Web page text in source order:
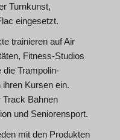
Turnkunst,
eingesetzt.
trainieren auf Air
Fitness-Studios
Trampolin-
Kursen ein.
Track Bahnen
und Seniorensport.
mit den Produkten